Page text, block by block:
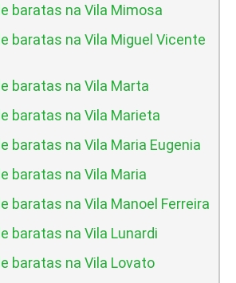
baratas na Vila Mimosa
baratas na Vila Miguel Vicente
baratas na Vila Marta
baratas na Vila Marieta
baratas na Vila Maria Eugenia
baratas na Vila Maria
baratas na Vila Manoel Ferreira
baratas na Vila Lunardi
baratas na Vila Lovato